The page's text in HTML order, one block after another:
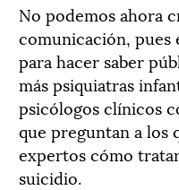
No podemos ahora
comunicación, pues
para hacer saber
más psiquiatras
psicólogos clínicos
que preguntan a los
expertos cómo
suicidio.